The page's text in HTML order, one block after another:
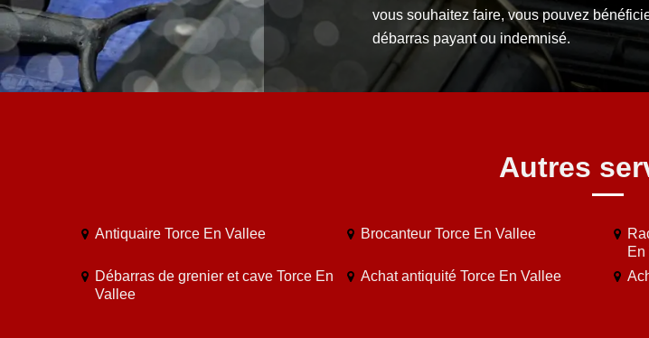
vous souhaitez faire, vous pouvez
débarras payant ou indemnisé.
Autres
Antiquaire Torce En Vallee Brocanteur Torce En Vallee
En
Débarras de grenier et cave Torce En
Vallee
Achat antiquité Torce En Vallee